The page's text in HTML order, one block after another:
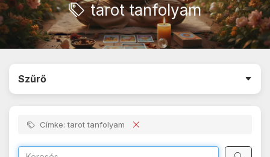
tarot tanfolyam
Szűrő
Címke: tarot tanfolyam